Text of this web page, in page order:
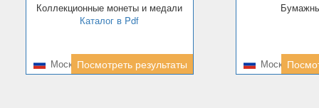
Коллекционные монеты и медали
Каталог в Pdf
МоскваПосмотреть результаты Москва